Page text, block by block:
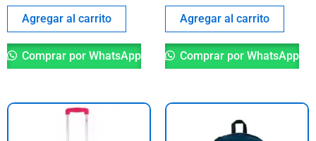
Agregar al carrito
Comprar por WhatsApp
Agregar al carrito
Comprar por WhatsApp